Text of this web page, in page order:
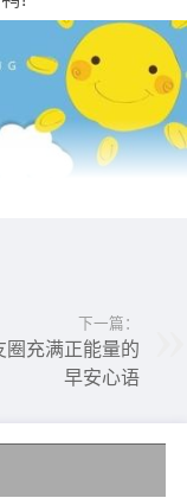
下一篇：
圈充满正能量的
早安心语